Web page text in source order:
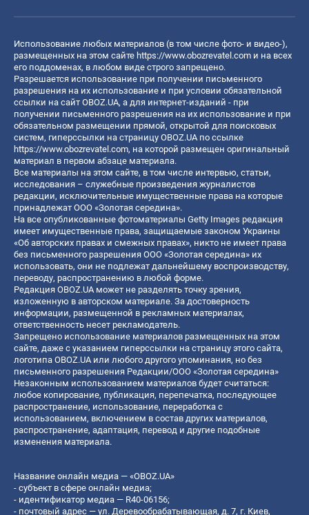
Использование любых материалов (в том числе фото- и видео-),
размещенных на этом сайте https://www.obozrevatel.com и на всех
его поддоменах, в любом виде строго запрещено.
Разрешается использование при получении письменного
разрешения на их использование и при условии обязательной
ссылки на сайт OBOZ.UA, а для интернет-изданий - при
получении письменного разрешения на их использование и при
обязательном размещении прямой, открытой для поисковых
систем, гиперссылки на страницу OBOZ.UA по ссылке
https://www.obozrevatel.com, на которой размещен оригинальный
материал в первом абзаце материала.
Все материалы на этом сайте, в том числе интервью, статьи,
исследования – служебные произведения журналистов
редакции, исключительные имущественные права на которые
принадлежат ООО «Золотая середина».
На все опубликованные фотоматериалы Getty Images редакция
имеет имущественные права, защищаемые законом Украины
«Об авторских правах и смежных правах», никто не имеет права
без письменного разрешения ООО «Золотая середина» их
использовать, они не подлежат дальнейшему воспроизводству,
переводу, распространению в любой форме.
Редакция OBOZ.UA может не разделять точку зрения,
изложенную в авторском материале. За достоверность
информации, размещенной в рекламных материалах,
ответственность несет рекламодатель.
Запрещено использование материалов размещенных на этом
сайте, даже с указанием гиперссылки на страницу этого сайта,
логотипа OBOZ.UA или любого другого упоминания, но без
письменного разрешения Редакции/ООО «Золотая середина»
Незаконным использованием материалов будет считаться:
любое копирование, публикация, перепечатка, последующее
распространение, использование, переработка с
использованием, включением в состав других материалов,
распространение, адаптация, перевод и другие подобные
изменения материала.
Название онлайн медиа — «OBOZ.UA»
- субъект в сфере онлайн медиа;
- идентификатор медиа — R40-06156;
- почтовый адрес — ул. Деревообрабатывающая, д. 7, г. Киев,